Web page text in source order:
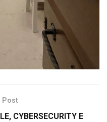
Post
CYBERSECURITY E